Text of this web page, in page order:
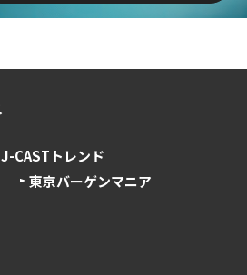
J-CASTトレンド
東京バーゲンマニア